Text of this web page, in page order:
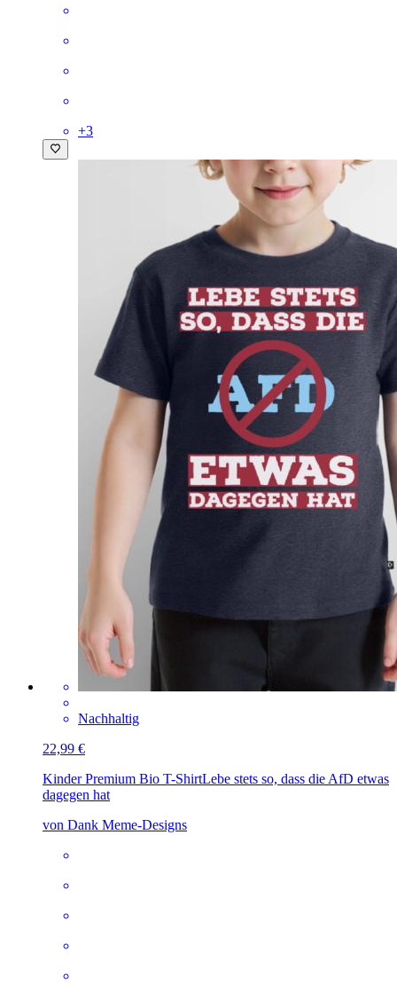
+3
Nachhaltig
22,99 €
Kinder Premium Bio T-ShirtLebe stets so, dass die AfD etwas
dagegen hat
von Dank Meme-Designs